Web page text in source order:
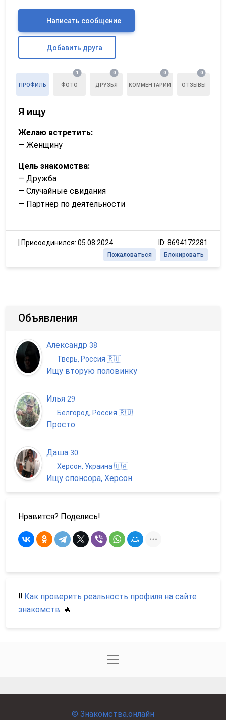
Написать сообщение
Добавить друга
ПРОФИЛЬ ФОТО
1
ДРУЗЬЯ
0
КОММЕНТАРИИ
0
ОТЗЫВЫ
0
Я ищу
Желаю встретить:
— Женщину
Цель знакомства:
— Дружба
— Случайные свидания
— Партнер по деятельности
Присоединился: 05.08.2024 ID: 8694172281
Блокировать
Пожаловаться
Объявления
Александр 38
Тверь, Россия 🇷🇺
Ищу вторую половинку
Илья 29
Белгород, Россия 🇷🇺
Просто
Даша 30
Херсон, Украина 🇺🇦
Ищу спонсора, Херсон
Нравится? Поделись!
‼️ Как проверить реальность профиля на сайте
знакомств. 🔥
© Знакомства.онлайн